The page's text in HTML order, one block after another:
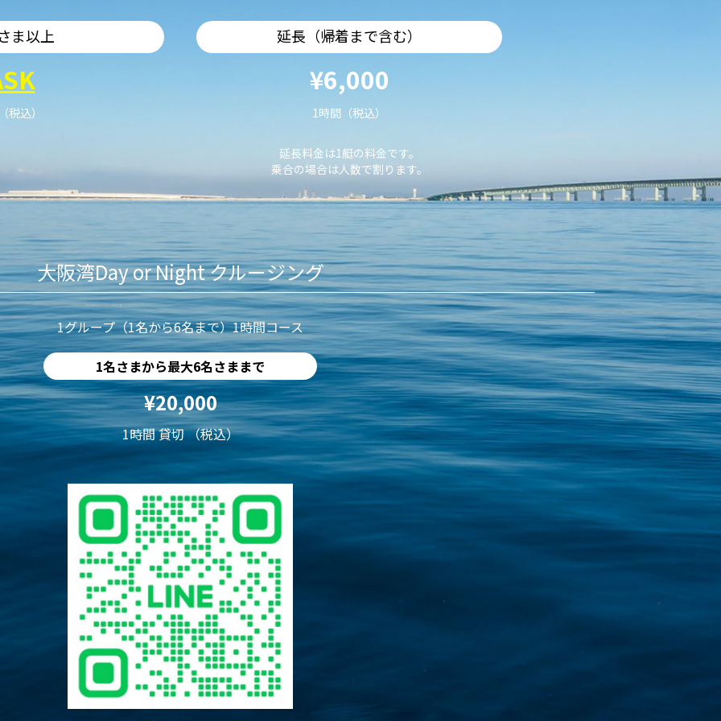
ま以上
税込）
延長（帰着まで含む）
¥6,000
1時間（税込）
延長料金は1艇の料金です。
乗合の場合は人数で割ります。
大阪湾Day or Night クルージング
1グループ（1名から6名まで）1時間コース
1名さまから最大6名さままで
¥20,000
1時間 貸切 （税込）